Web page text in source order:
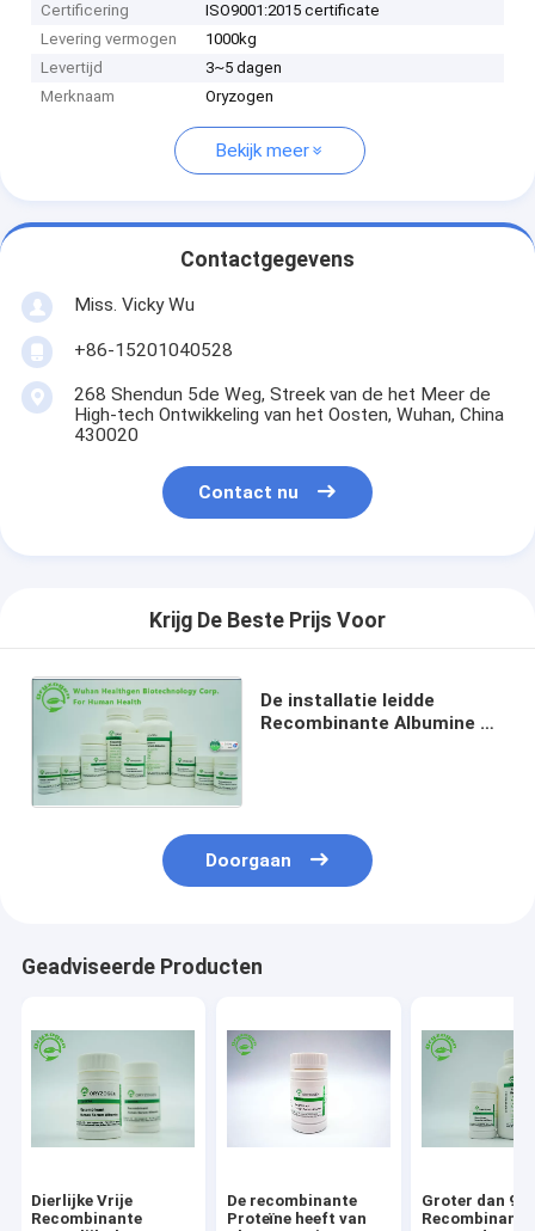
Certificering
ISO9001:2015 certificate
Levering vermogen
1000kg
Levertijd
3~5 dagen
Merknaam
Oryzogen
Bekijk meer
Contactgegevens
Miss. Vicky Wu
+86-15201040528
268 Shendun 5de Weg, Streek van de het Meer de
High-tech Ontwikkeling van het Oosten, Wuhan, China
430020
Contact nu
Krijg De Beste Prijs Voor
De installatie leidde
Recombinante Albumine af
Doorgaan
Geadviseerde Producten
Dierlijke Vrije
Recombinante
De recombinante
Proteïne heeft van
Groter dan
Recombinante